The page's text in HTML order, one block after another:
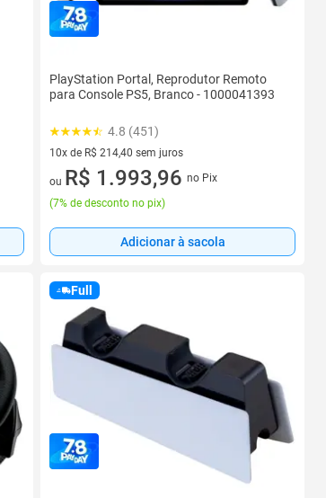
PlayStation Portal, Reprodutor Remoto
para Console PS5, Branco - 1000041393
4.8 (451)
10x de R$ 214,40 sem juros
10 vez de R$ 214,40 sem juros
ou R$ 1.993,96 no Pix
(7% de desconto no pix)
Adicionar à sacola
Full